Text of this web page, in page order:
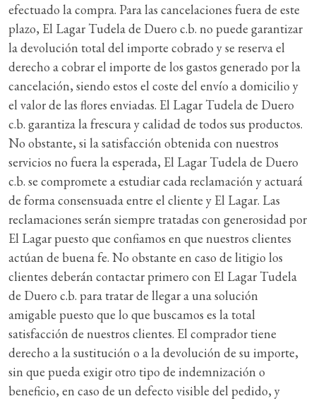
efectuado la compra. Para las cancelaciones fuera de este
plazo, El Lagar Tudela de Duero c.b. no puede garantizar
la devolución total del importe cobrado y se reserva el
derecho a cobrar el importe de los gastos generado por la
cancelación, siendo estos el coste del envío a domicilio y
el valor de las flores enviadas. El Lagar Tudela de Duero
c.b. garantiza la frescura y calidad de todos sus productos.
No obstante, si la satisfacción obtenida con nuestros
servicios no fuera la esperada, El Lagar Tudela de Duero
c.b. se compromete a estudiar cada reclamación y actuará
de forma consensuada entre el cliente y El Lagar. Las
reclamaciones serán siempre tratadas con generosidad por
El Lagar puesto que confiamos en que nuestros clientes
actúan de buena fe. No obstante en caso de litigio los
clientes deberán contactar primero con El Lagar Tudela
de Duero c.b. para tratar de llegar a una solución
amigable puesto que lo que buscamos es la total
satisfacción de nuestros clientes. El comprador tiene
derecho a la sustitución o a la devolución de su importe,
sin que pueda exigir otro tipo de indemnización o
beneficio, en caso de un defecto visible del pedido, y